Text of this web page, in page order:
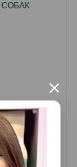
×
СОБАК